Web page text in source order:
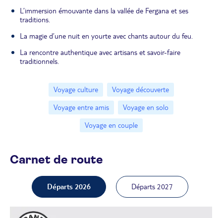
L’immersion émouvante dans la vallée de Fergana et ses
traditions.
La magie d’une nuit en yourte avec chants autour du feu.
La rencontre authentique avec artisans et savoir-faire
traditionnels.
Voyage culture
Voyage découverte
Voyage entre amis
Voyage en solo
Voyage en couple
Carnet de route
Départs 2026 Départs 2027